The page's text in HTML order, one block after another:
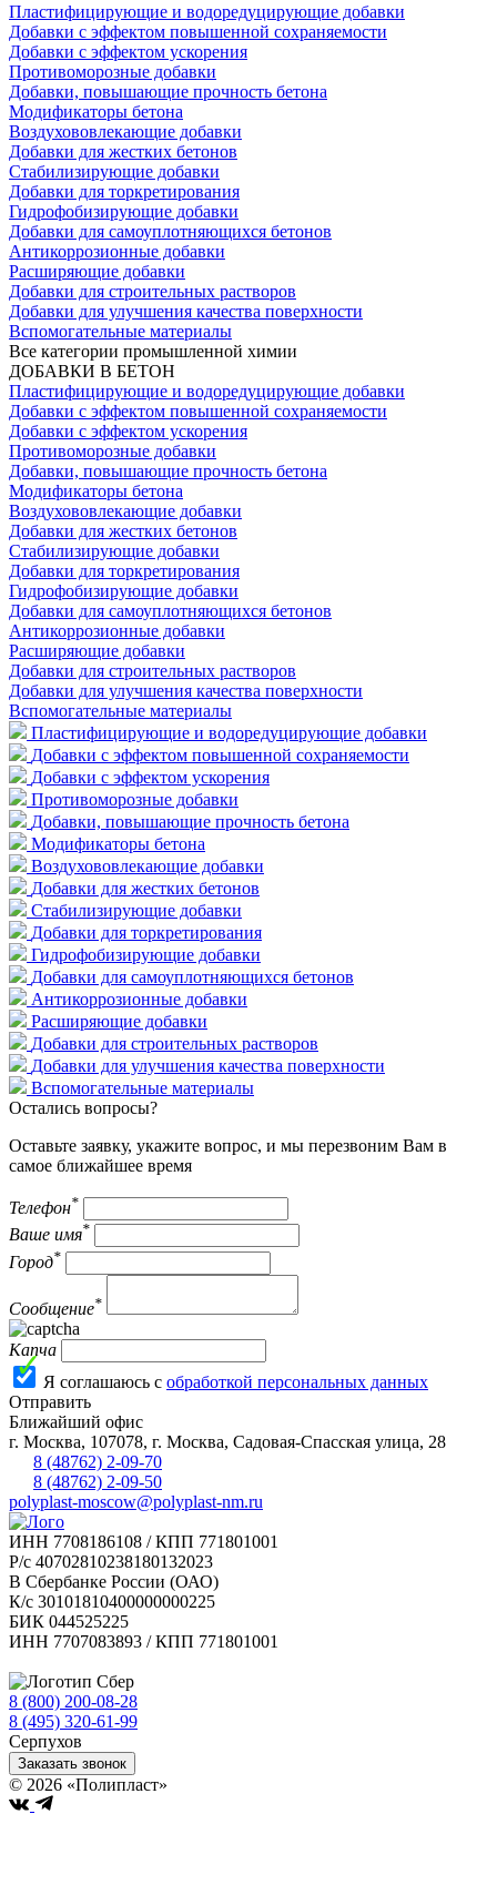
Пластифицирующие и водоредуцирующие добавки
Добавки с эффектом повышенной сохраняемости
Добавки с эффектом ускорения
Противоморозные добавки
Добавки, повышающие прочность бетона
Модификаторы бетона
Воздухововлекающие добавки
Добавки для жестких бетонов
Стабилизирующие добавки
Добавки для торкретирования
Гидрофобизирующие добавки
Добавки для самоуплотняющихся бетонов
Антикоррозионные добавки
Расширяющие добавки
Добавки для строительных растворов
Добавки для улучшения качества поверхности
Вспомогательные материалы
Все категории промышленной химии
ДОБАВКИ В БЕТОН
Пластифицирующие и водоредуцирующие добавки
Добавки с эффектом повышенной сохраняемости
Добавки с эффектом ускорения
Противоморозные добавки
Добавки, повышающие прочность бетона
Модификаторы бетона
Воздухововлекающие добавки
Добавки для жестких бетонов
Стабилизирующие добавки
Добавки для торкретирования
Гидрофобизирующие добавки
Добавки для самоуплотняющихся бетонов
Антикоррозионные добавки
Расширяющие добавки
Добавки для строительных растворов
Добавки для улучшения качества поверхности
Вспомогательные материалы
Пластифицирующие и водоредуцирующие добавки
Добавки с эффектом повышенной сохраняемости
Добавки с эффектом ускорения
Противоморозные добавки
Добавки, повышающие прочность бетона
Модификаторы бетона
Воздухововлекающие добавки
Добавки для жестких бетонов
Стабилизирующие добавки
Добавки для торкретирования
Гидрофобизирующие добавки
Добавки для самоуплотняющихся бетонов
Антикоррозионные добавки
Расширяющие добавки
Добавки для строительных растворов
Добавки для улучшения качества поверхности
Вспомогательные материалы
Остались вопросы?
Оставьте заявку, укажите вопрос, и мы перезвоним Вам в
самое ближайшее время
Телефон*
Ваше имя*
Город*
Сообщение*
Капча
Я соглашаюсь с обработкой персональных данных
Отправить
Ближайший офис
г. Москва, 107078, г. Москва, Садовая-Спасская улица, 28
8 (48762) 2-09-70
8 (48762) 2-09-50
polyplast-moscow@polyplast-nm.ru
ИНН 7708186108 / КПП 771801001
Р/с 40702810238180132023
В Сбербанке России (ОАО)
К/с 30101810400000000225
БИК 044525225
ИНН 7707083893 / КПП 771801001
8 (800) 200-08-28
8 (495) 320-61-99
Серпухов
Заказать звонок
© 2026 «Полипласт»